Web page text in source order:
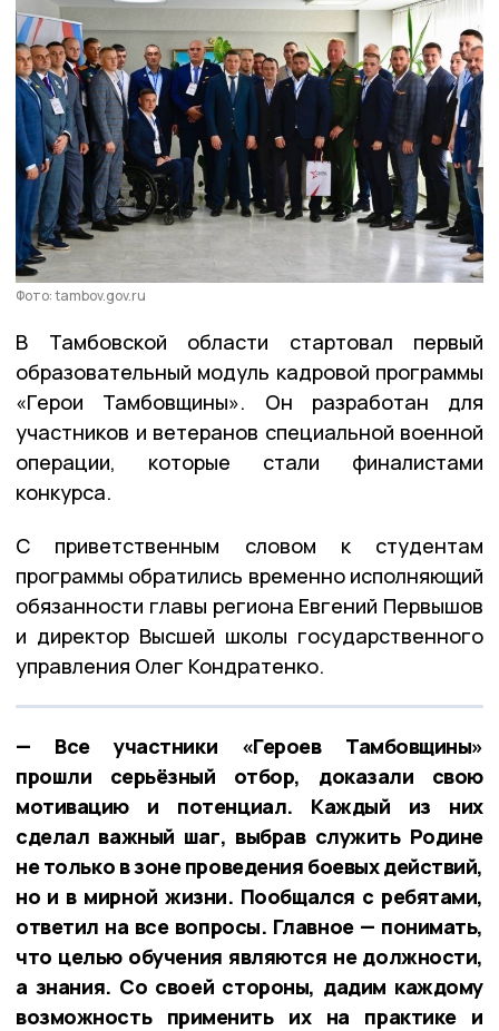
Фото: tambov.gov.ru
В Тамбовской области стартовал первый
образовательный модуль кадровой программы
«Герои Тамбовщины». Он разработан для
участников и ветеранов специальной военной
операции, которые стали финалистами
конкурса.
С приветственным словом к студентам
программы обратились временно исполняющий
обязанности главы региона Евгений Первышов
и директор Высшей школы государственного
управления Олег Кондратенко.
— Все участники «Героев Тамбовщины»
прошли серьёзный отбор, доказали свою
мотивацию и потенциал. Каждый из них
сделал важный шаг, выбрав служить Родине
не только в зоне проведения боевых действий,
но и в мирной жизни. Пообщался с ребятами,
ответил на все вопросы. Главное — понимать,
что целью обучения являются не должности,
а знания. Со своей стороны, дадим каждому
возможность применить их на практике и